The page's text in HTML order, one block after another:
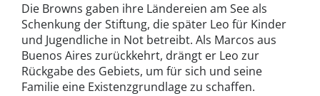
Die Browns gaben ihre Ländereien am See als
Schenkung der Stiftung, die später Leo für Kinder
und Jugendliche in Not betreibt. Als Marcos aus
Buenos Aires zurückkehrt, drängt er Leo zur
Rückgabe des Gebiets, um für sich und seine
Familie eine Existenzgrundlage zu schaffen.